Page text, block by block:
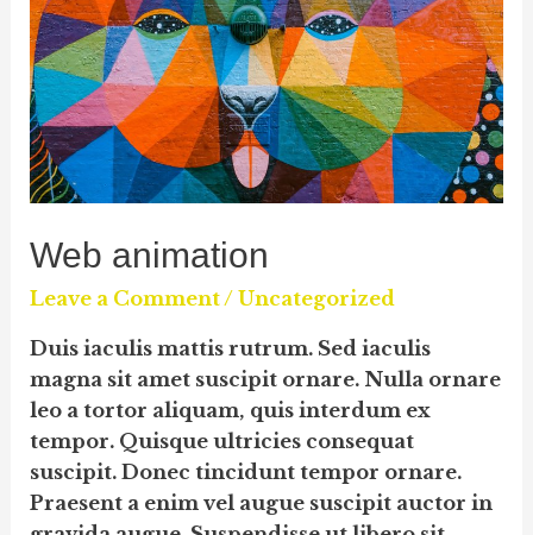
Web animation
Leave a Comment/Uncategorized
Duis iaculis mattis rutrum. Sed iaculis
magna sit amet suscipit ornare. Nulla ornare
leo a tortor aliquam, quis interdum ex
tempor. Quisque ultricies consequat
suscipit. Donec tincidunt tempor ornare.
Praesent a enim vel augue suscipit auctor in